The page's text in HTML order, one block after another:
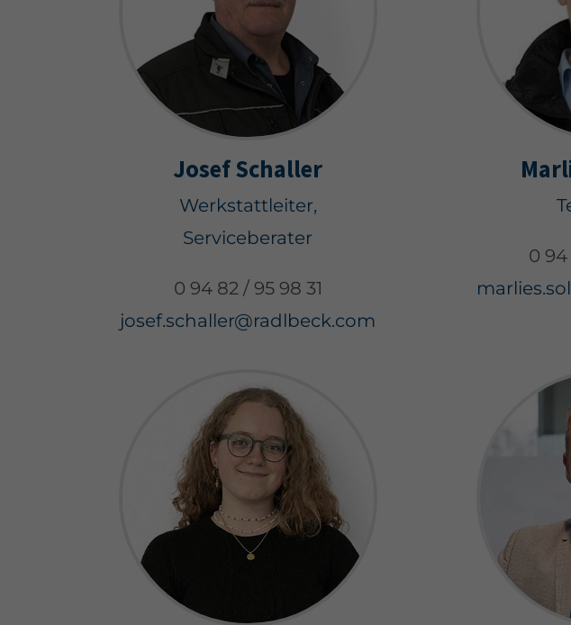
Josef Schaller
Werkstattleiter,
Serviceberater
0 94 82 / 95 98 31
josef.schaller@radlbeck.com
0 94